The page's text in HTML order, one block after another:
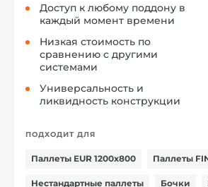
Доступ к любому поддону в
каждый момент времени
Низкая стоимость по
сравнению с другими
системами
Универсальность и
ликвидность конструкции
ПОДХОДИТ ДЛЯ
Паллеты EUR 1200x800 Паллеты
Нестандартные паллеты Бочки